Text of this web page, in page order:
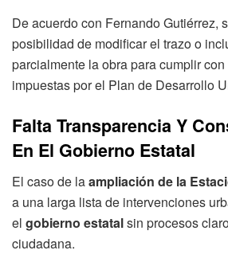
De acuerdo con Fernando Gutiérrez,
posibilidad de modificar el trazo o
parcialmente la obra para cumplir
impuestas por el Plan de Desarrollo
Falta Transparencia Y
En El Gobierno Estatal
El caso de laampliación de la
a una larga lista de intervenciones
el gobierno estatalsin procesos
ciudadana.